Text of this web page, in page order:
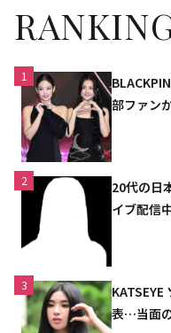
1
部ファン
2
20代の日
イブ配信
3
表…当面